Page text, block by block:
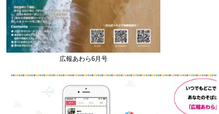
広報あわら6月号